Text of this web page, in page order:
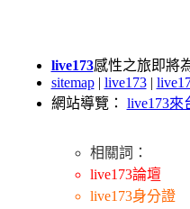
live173感性之旅即將
sitemap| live173|
網站導覽： live173來
相關詞：
live173論壇
live173身分證